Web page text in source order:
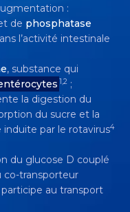
:
de phosphatase
l’activité intestinale
, substance qui
1,2 ;
la digestion du
du sucre et la
induite par le rotavirus4
du glucose D couplé
co-transporteur
participe au transport